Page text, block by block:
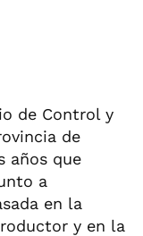
de Control y
de
años que
a
en la
y en la